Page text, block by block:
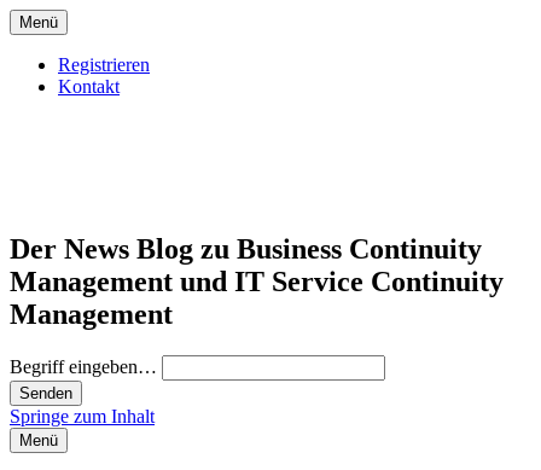
Menü
Registrieren
Kontakt
Der News Blog zu Business Continuity
Management und IT Service Continuity
Management
Begriff eingeben…
Springe zum Inhalt
Menü